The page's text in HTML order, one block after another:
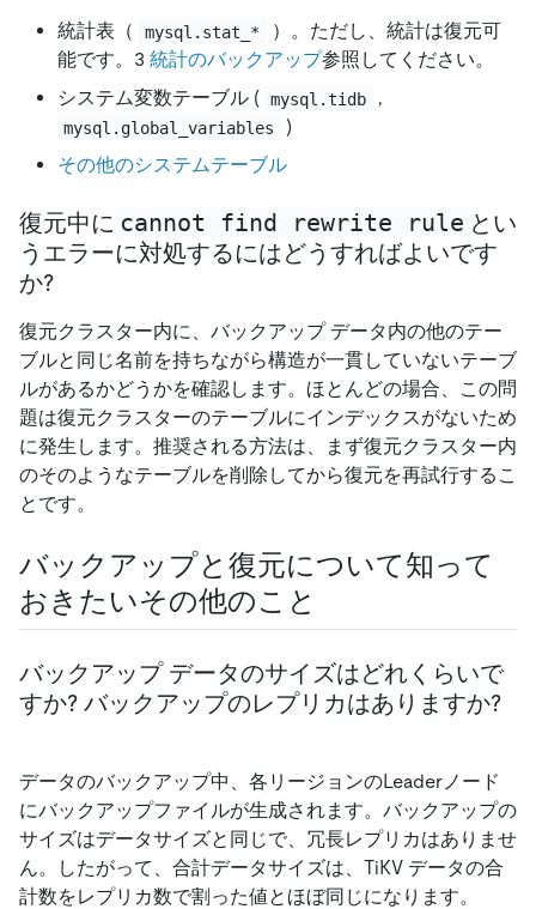
統計表（ mysql.stat_*
）。ただし、統計は復元可
能です。3 統計のバックアップ参照してください。
システム変数テーブル ( mysql.tidb ,
mysql.global_variables
)
その他のシステムテーブル
復元中に cannot find rewrite rule とい
うエラーに対処するにはどうすればよいです
か?
復元クラスター内に、バックアップ データ内の他のテー
ブルと同じ名前を持ちながら構造が一貫していないテーブ
ルがあるかどうかを確認します。ほとんどの場合、この問
題は復元クラスターのテーブルにインデックスがないため
に発生します。推奨される方法は、まず復元クラスター内
のそのようなテーブルを削除してから復元を再試行するこ
とです。
バックアップと復元について知って
おきたいその他のこと
バックアップ データのサイズはどれくらいで
すか? バックアップのレプリカはありますか?
データのバックアップ中、各リージョンのLeaderノード
にバックアップファイルが生成されます。バックアップの
サイズはデータサイズと同じで、冗長レプリカはありませ
ん。したがって、合計データサイズは、TiKV データの合
計数をレプリカ数で割った値とほぼ同じになります。